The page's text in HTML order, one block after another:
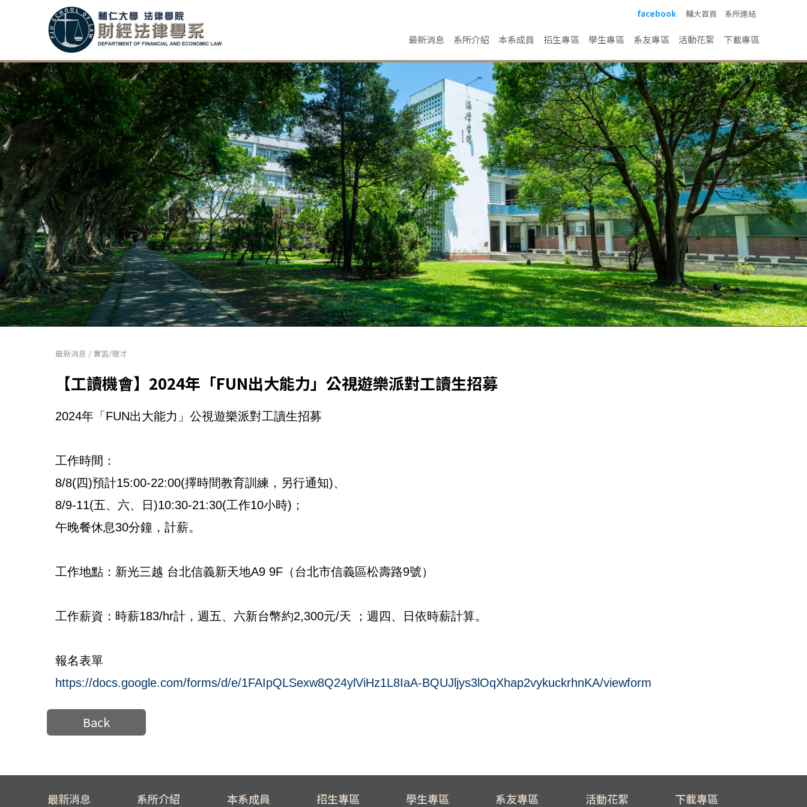
facebook 輔大首頁 系所連結
最新消息 系所介紹 本系成員 招生專區 學生專區 系友專區 活動花絮 下載專區
最新消息 / 實習/徵才
【工讀機會】2024年「FUN出大能力」公視遊樂派對工讀生招募
2024年「FUN出大能力」公視遊樂派對工讀生招募
工作時間：
8/8(四)預計15:00-22:00(擇時間教育訓練，另行通知)、
8/9-11(五、六、日)10:30-21:30(工作10小時)；
午晚餐休息30分鐘，計薪。
工作地點：新光三越 台北信義新天地A9 9F（台北市信義區松壽路9號）
工作薪資：時薪183/hr計，週五、六新台幣約2,300元/天 ；週四、日依時薪計算。
報名表單
https://docs.google.com/forms/d/e/1FAIpQLSexw8Q24ylViHz1L8IaA-BQUJljys3lOqXhap2vykuckrhnKA/viewform
Back
最新消息 系所介紹 本系成員 招生專區 學生專區 系友專區 活動花絮 下載專區